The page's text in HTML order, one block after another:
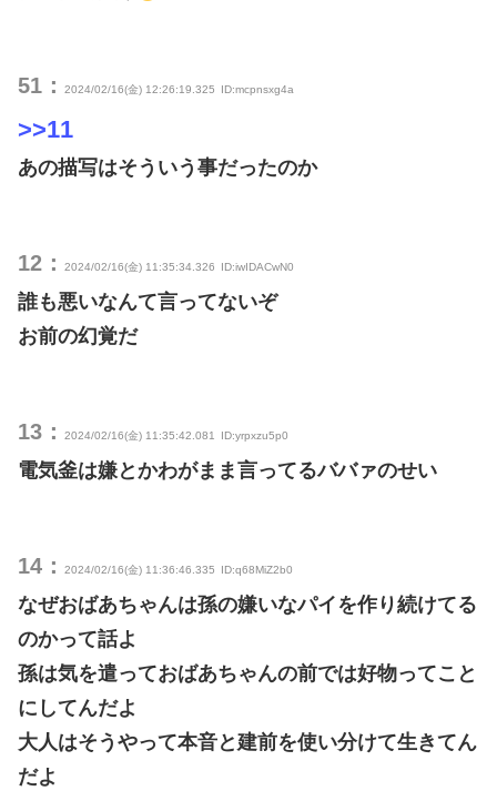
51： 2024/02/16(金) 12:26:19.325 ID:mcpnsxg4a
>>11
あの描写はそういう事だったのか
12： 2024/02/16(金) 11:35:34.326 ID:iwIDACwN0
誰も悪いなんて言ってないぞ
お前の幻覚だ
13： 2024/02/16(金) 11:35:42.081 ID:yrpxzu5p0
電気釜は嫌とかわがまま言ってるババァのせい
14： 2024/02/16(金) 11:36:46.335 ID:q68MiZ2b0
なぜおばあちゃんは孫の嫌いなパイを作り続けてる
のかって話よ
孫は気を遣っておばあちゃんの前では好物ってこと
にしてんだよ
大人はそうやって本音と建前を使い分けて生きてん
だよ